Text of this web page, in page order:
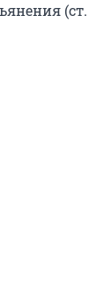
(ст.